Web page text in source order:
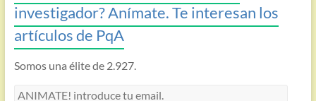
investigador? Anímate. Te interesan los
artículos de PqA
Somos una élite de 2.927.
ANIMATE!